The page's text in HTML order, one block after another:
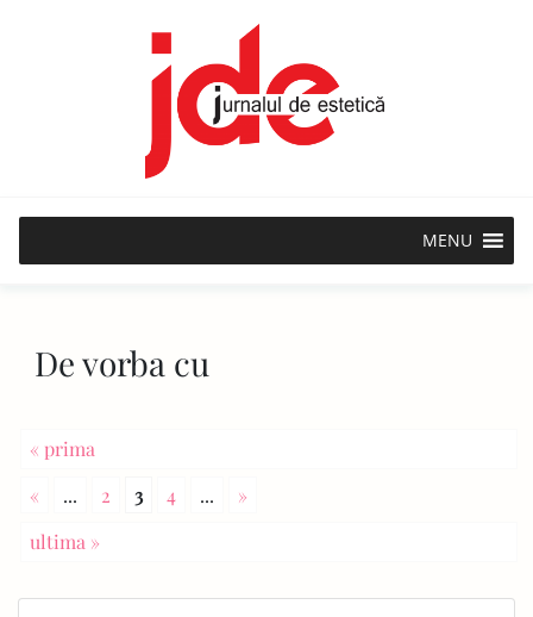
MENU
De vorba cu
« prima
«
... 2 3 4 ...
»
ultima »